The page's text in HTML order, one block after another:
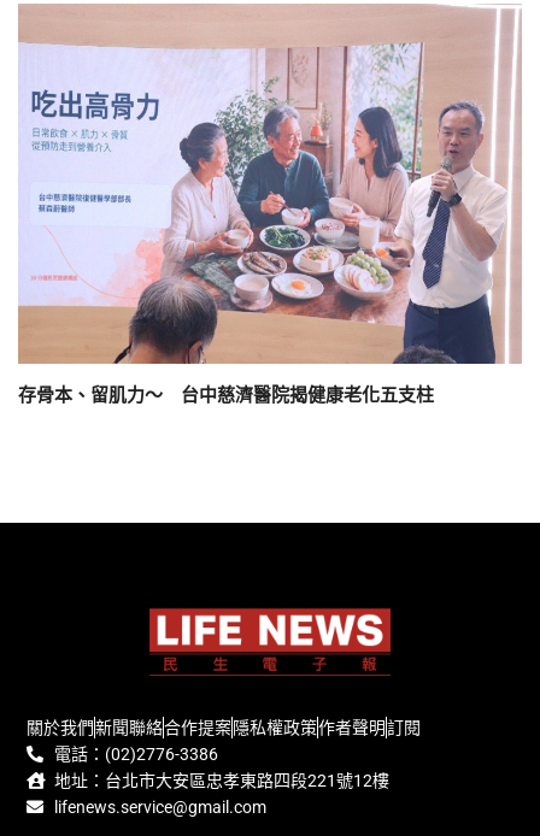
存骨本、留肌力～ 台中慈濟醫院揭健康老化五支柱
關於我們新聞聯絡合作提案隱私權政策作者聲明訂閱
電話：(02)2776-3386
地址：台北市大安區忠孝東路四段221號12樓
lifenews.service@gmail.com